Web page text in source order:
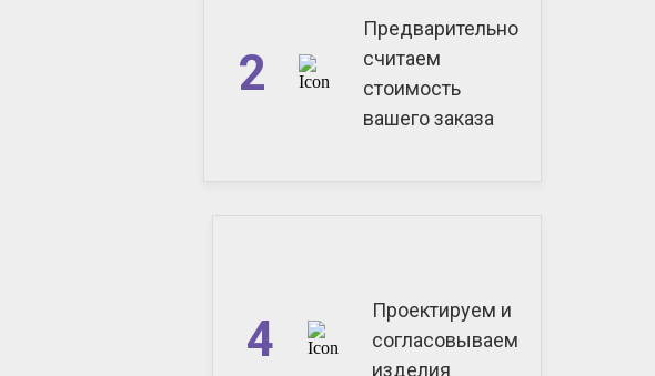
2
Предварительно
считаем
стоимость
вашего заказа
4
Проектируем и
согласовываем
изделия